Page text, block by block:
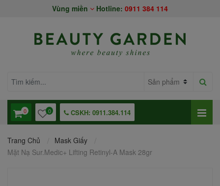
Vùng miền Hotline: 0911 384 114
0 0 CSKH: 0911.384.114
Trang Chủ
Mask Giấy
Mặt Nạ Sur.Medic+ Lifting Retinyl-A Mask 28gr